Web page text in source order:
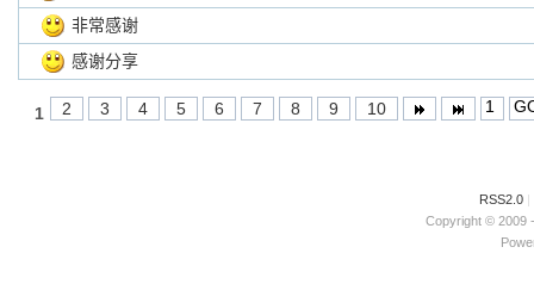
非常感谢
感谢分享
1 2 3 4 5 6 7 8 9 10
RSS2.0 |
Copyright © 2009